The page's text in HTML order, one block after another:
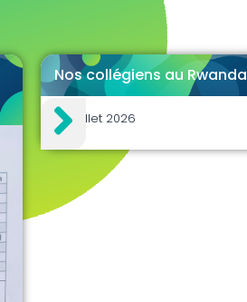
Nos collégiens au Rwanda
30 juillet 2026